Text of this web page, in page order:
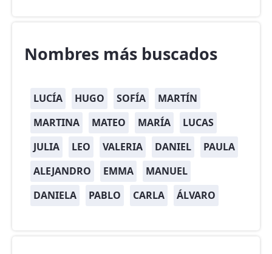
Nombres más buscados
LUCÍA HUGO SOFÍA
MARTÍN
MARTINA
MATEO MARÍA
LUCAS
JULIA
LEO VALERIA DANIEL
PAULA
ALEJANDRO
EMMA
MANUEL
DANIELA
PABLO CARLA ÁLVARO